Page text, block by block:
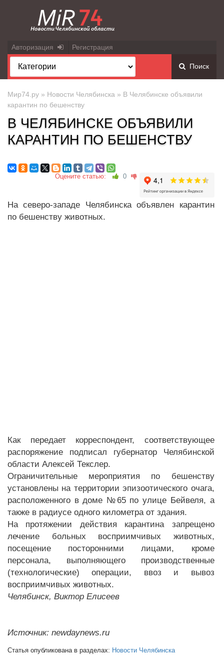
Авторизация Регистрация
Поиск
Мир74.ру » Новости Челябинска » В Челябинске объявили
карантин по бешенству
В ЧЕЛЯБИНСКЕ ОБЪЯВИЛИ
КАРАНТИН ПО БЕШЕНСТВУ
Оцените статью: 0
На северо-западе Челябинска объявлен карантин
по бешенству животных.
Как передает корреспондент, соответствующее
распоряжение подписал губернатор Челябинской
области Алексей Текслер.
Ограничительные мероприятия по бешенству
установлены на территории эпизоотического очага,
расположенного в доме №65 по улице Бейвеля, а
также в радиусе одного километра от здания.
На протяжении действия карантина запрещено
лечение больных восприимчивых животных,
посещение посторонними лицами, кроме
персонала, выполняющего производственные
(технологические) операции, ввоз и вывоз
восприимчивых животных.
Челябинск, Виктор Елисеев
Источник: newdaynews.ru
Статья опубликована в разделах: Новости Челябинска